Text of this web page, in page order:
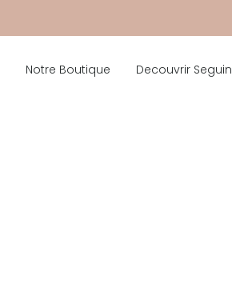
Notre Boutique Decouvrir Seguin